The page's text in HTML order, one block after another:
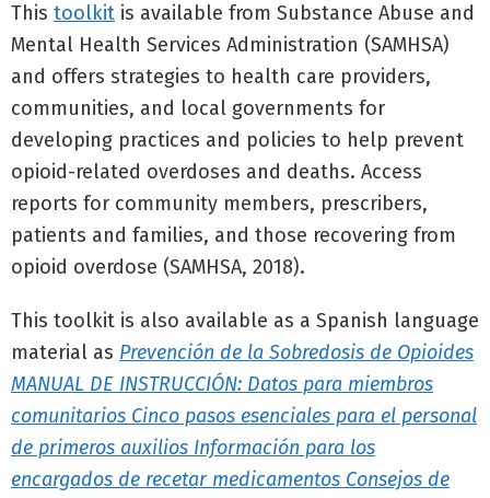
This toolkit is available from Substance Abuse and
Mental Health Services Administration (SAMHSA)
and offers strategies to health care providers,
communities, and local governments for
developing practices and policies to help prevent
opioid-related overdoses and deaths. Access
reports for community members, prescribers,
patients and families, and those recovering from
opioid overdose (SAMHSA, 2018).
This toolkit is also available as a Spanish language
material as Prevención de la Sobredosis de Opioides
MANUAL DE INSTRUCCIÓN: Datos para miembros
comunitarios Cinco pasos esenciales para el personal
de primeros auxilios Información para los
encargados de recetar medicamentos Consejos de